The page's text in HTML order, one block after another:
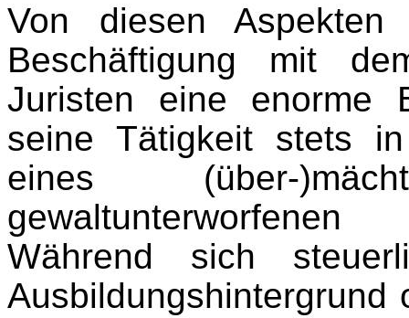
Von diesen
Beschäftigung mit
Juristen eine enorme
seine Tätigkeit stets
eines (über-
Während sich